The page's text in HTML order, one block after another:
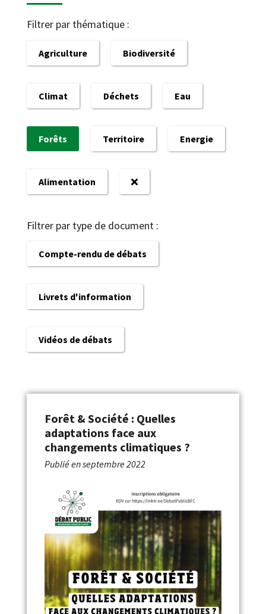
Filtrer par thématique :
Agriculture Biodiversité
Climat Déchets Eau
Forêts Territoire Energie
Alimentation
Filtrer par type de document :
Compte-rendu de débats
Livrets d'information
Vidéos de débats
Forêt & Société : Quelles
adaptations face aux
changements climatiques ?
Publié enseptembre 2022